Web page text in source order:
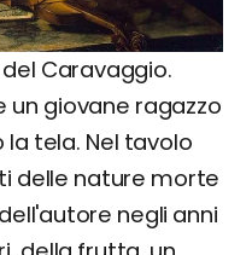
Caravaggio.
giovane ragazzo
tela. Nel tavolo
delle nature morte
negli anni